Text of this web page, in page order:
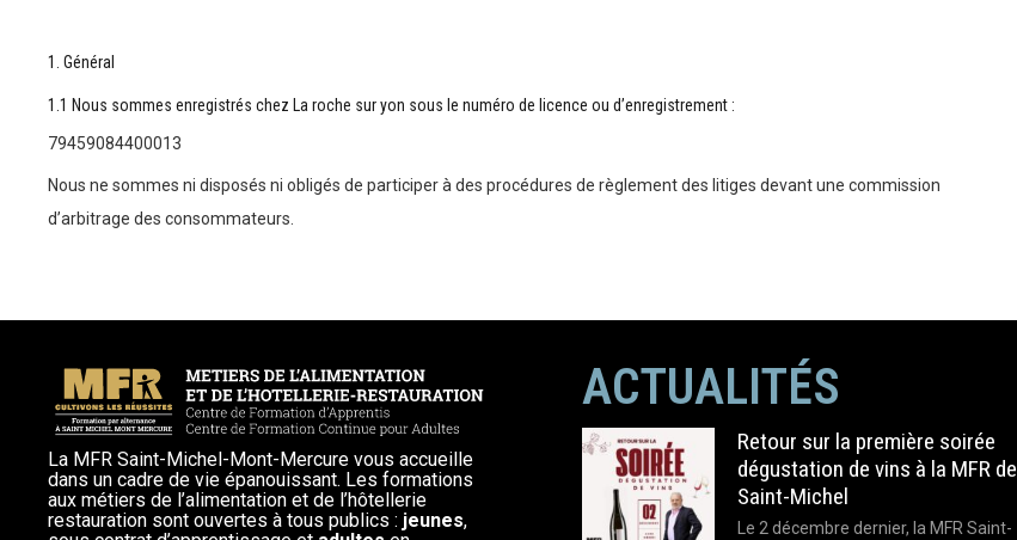
1. Général
1.1 Nous sommes enregistrés chez La roche sur yon sous le numéro de licence ou d’enregistrement :
79459084400013
Nous ne sommes ni disposés ni obligés de participer à des procédures de règlement des litiges devant une commission
d’arbitrage des consommateurs.
La MFR Saint-Michel-Mont-Mercure vous accueille
dans un cadre de vie épanouissant. Les formations
aux métiers de l’alimentation et de l’hôtellerie
restauration sont ouvertes à tous publics : jeunes,
ACTUALITÉS
Retour sur la première soirée
dégustation de vins à la MFR de
Saint-Michel
Le 2 décembre dernier, la MFR Saint-